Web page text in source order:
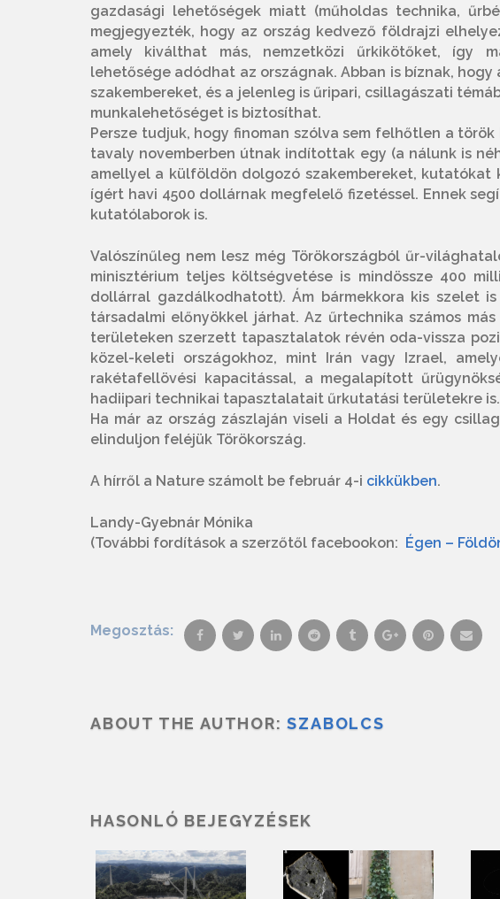
gazdasági lehetőségek miatt (műholdas technika,
megjegyezték, hogy az ország kedvező földrajzi
amely kiválthat más, nemzetközi űrkikötőket, így
lehetősége adódhat az országnak. Abban is bíznak,
szakembereket, és a jelenleg is űripari, csillagászati
munkalehetőséget is biztosíthat.
Persze tudjuk, hogy finoman szólva sem felhőtlen a
tavaly novemberben útnak indítottak egy (a nálunk is
amellyel a külföldön dolgozó szakembereket, kutatókat
ígért havi 4500 dollárnak megfelelő fizetéssel. Ennek
kutatólaborok is.
Valószínűleg nem lesz még Törökországból űr-
minisztérium teljes költségvetése is mindössze 400
dollárral gazdálkodhatott). Ám bármekkora kis szelet
társadalmi előnyökkel járhat. Az űrtechnika számos
területeken szerzett tapasztalatok révén oda-vissza
közel-keleti országokhoz, mint Irán vagy Izrael,
rakétafellövési kapacitással, a megalapított
hadiipari technikai tapasztalatait űrkutatási területekre is.
Ha már az ország zászlaján viseli a Holdat és egy
elinduljon feléjük Törökország.
A hírről a Nature számolt be február 4-i cikkükben.
Landy-Gyebnár Mónika
(További fordítások a szerzőtől facebookon: Égen –
Megosztás:
ABOUT THE AUTHOR:SZABOLCS
HASONLÓ BEJEGYZÉSEK